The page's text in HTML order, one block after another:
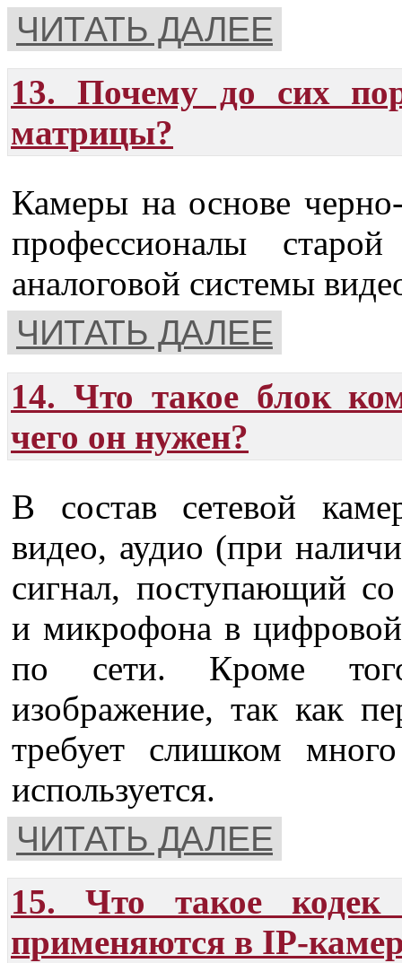
ЧИТАТЬ ДАЛЕЕ
13. Почему до сих
матрицы?
Камеры на основе
профессионалы
аналоговой системы
ЧИТАТЬ ДАЛЕЕ
14. Что такое блок
чего он нужен?
В состав сетевой
видео, аудио (при
сигнал, поступающий со
и микрофона в
по сети. Кроме
изображение, так как
требует слишком
используется.
ЧИТАТЬ ДАЛЕЕ
15. Что такое
применяются в IP-